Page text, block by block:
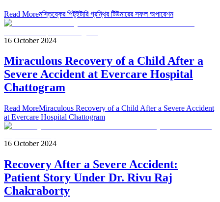
Read Moreমস্তিষ্কের পিটুইটারি গ্রন্থির টিউমারের সফল অপারেশন
16 October 2024
Miraculous Recovery of a Child After a
Severe Accident at Evercare Hospital
Chattogram
Read MoreMiraculous Recovery of a Child After a Severe Accident
at Evercare Hospital Chattogram
16 October 2024
Recovery After a Severe Accident:
Patient Story Under Dr. Rivu Raj
Chakraborty